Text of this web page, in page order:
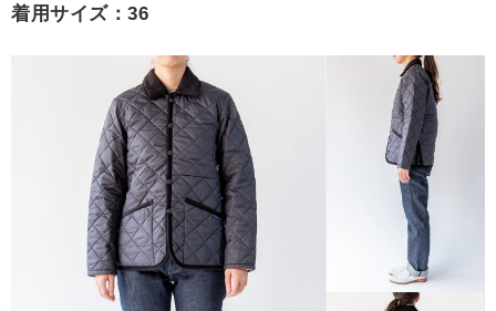
着用サイズ：36